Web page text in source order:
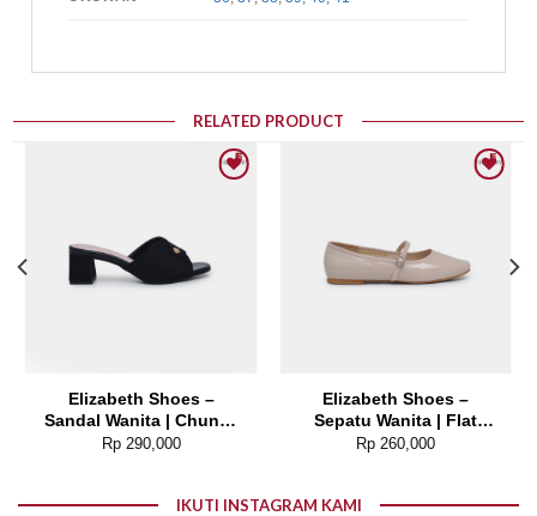
RELATED PRODUCT
Elizabeth Shoes –
Sandal Wanita | Chunky
Heels 0339-0040
Rp290,000
Elizabeth Shoes –
Sepatu Wanita | Flat
Kasual 0608-0246
Rp 260,000
IKUTI INSTAGRAM KAMI